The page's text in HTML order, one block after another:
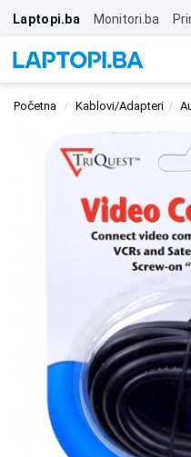
Laptopi.ba Monitori.ba
Početna Kablovi/Adapteri